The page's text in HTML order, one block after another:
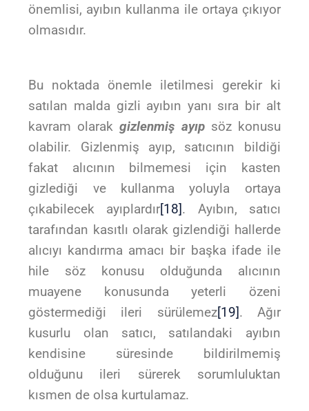
önemlisi, ayıbın kullanma ile ortaya çıkıyor
olmasıdır.
Bu noktada önemle iletilmesi gerekir ki
satılan malda gizli ayıbın yanı sıra bir alt
kavram olarakgizlenmiş ayıpsöz konusu
olabilir. Gizlenmiş ayıp, satıcının bildiği
fakat alıcının bilmemesi için kasten
gizlediği ve kullanma yoluyla ortaya
çıkabilecek ayıplardır[18]. Ayıbın, satıcı
tarafından kasıtlı olarak gizlendiği hallerde
alıcıyı kandırma amacı bir başka ifade ile
hile söz konusu olduğunda alıcının
muayene konusunda yeterli özeni
göstermediği ileri sürülemez[19]. Ağır
kusurlu olan satıcı, satılandaki ayıbın
kendisine süresinde bildirilmemiş
olduğunu ileri sürerek sorumluluktan
kısmen de olsa kurtulamaz.